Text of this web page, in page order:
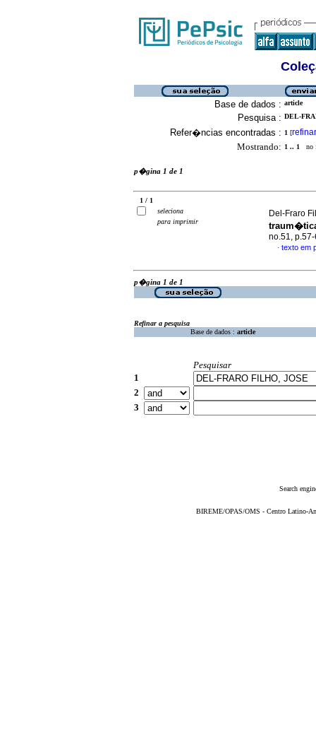
Base de dados : article
Pesquisa : DEL-
Refer�ncias encontradas : 1 [refinar
Mostrando: 1 .. 1 no
p�gina 1 de 1
1 / 1
seleciona
para imprimir
Del-Fraro
no.51,
· texto em
p�gina 1 de 1
Refinar a pesquisa
Base de dados : article
Pesquisar
1
2
3
Search
BIREME/OPAS/OMS - Centro Latino-